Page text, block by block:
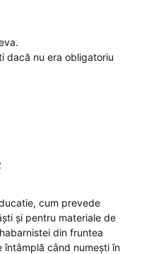
dacă nu era obligatoriu
cum prevede
și pentru materiale de
din fruntea
întâmplă când numești în